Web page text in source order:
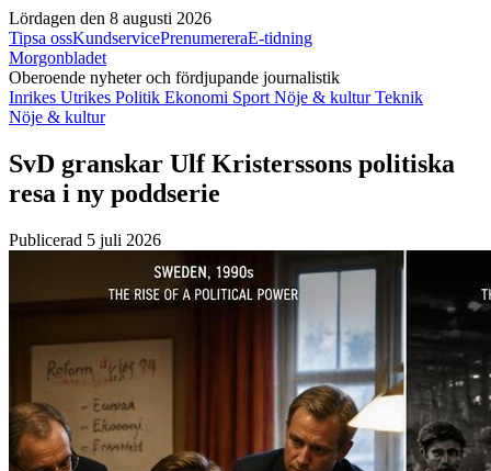
Lördagen den 8 augusti 2026
Tipsa ossKundservicePrenumereraE-tidning
Morgonbladet
Oberoende nyheter och fördjupande journalistik
Inrikes Utrikes Politik Ekonomi Sport Nöje & kulturTeknik
Nöje & kultur
SvD granskar Ulf Kristerssons politiska
resa i ny poddserie
Publicerad 5 juli 2026